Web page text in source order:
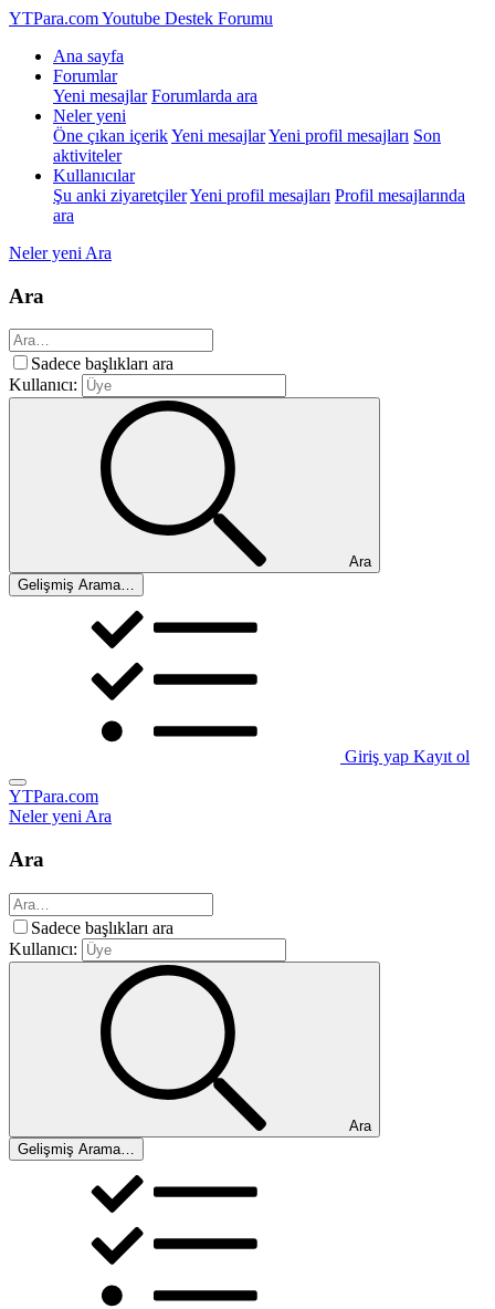
YTPara.comYoutube Destek Forumu
Ana sayfa
Forumlar
Yeni mesajlar Forumlarda ara
Neler yeni
Öne çıkan içerikYeni mesajlarYeni profil mesajları Son
aktiviteler
Kullanıcılar
Şu anki ziyaretçilerYeni profil mesajları Profil mesajlarında
ara
Neler yeni Ara
Ara
Sadece başlıkları ara
Kullanıcı:
Ara
Gelişmiş Arama…
Giriş yap Kayıt ol
YTPara.com
Neler yeniAra
Ara
Sadece başlıkları ara
Kullanıcı:
Ara
Gelişmiş Arama…